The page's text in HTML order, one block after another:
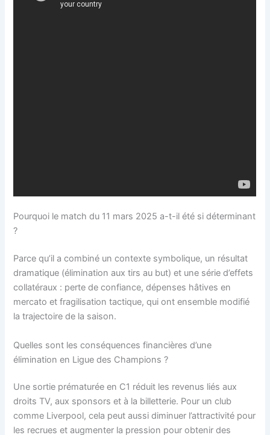
Pourquoi le match du 11 mars 2025 a-t-il été si déterminant
?
Parce qu’il a combiné un contexte symbolique, un résultat
dramatique (élimination aux tirs au but) et une série d’effets
collatéraux : perte de confiance, dépenses hâtives en
mercato et fragilisation tactique, qui ont ensemble modifié
la trajectoire de la saison.
Quelles sont les conséquences financières d’une
élimination en Ligue des Champions ?
Une sortie prématurée en C1 réduit les revenus liés aux
droits TV, aux sponsors et à la billetterie. Pour un club
comme Liverpool, cela peut aussi diminuer l’attractivité pour
les recrues et augmenter la pression pour obtenir des